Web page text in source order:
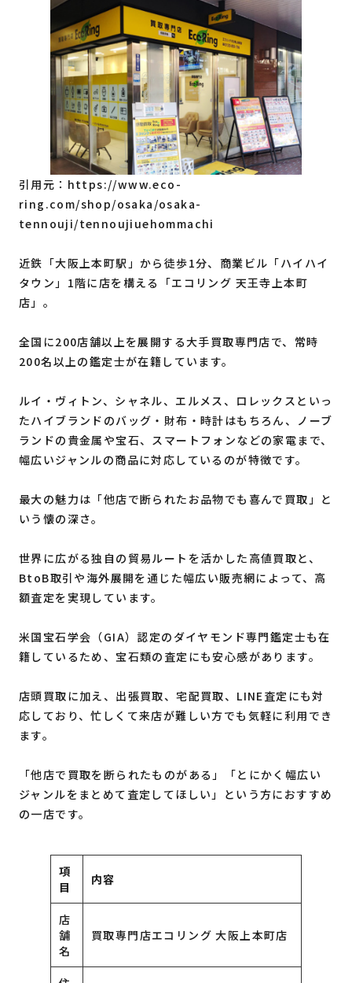
引用元： https://www.eco-
ring.com/shop/osaka/osaka-
tennouji/tennoujiuehommachi
近鉄「大阪上本町駅」から徒歩1分、商業ビル「ハイハイ
タウン」1階に店を構える「エコリング 天王寺上本町
店」。
全国に200店舗以上を展開する大手買取専門店で、常時
200名以上の鑑定士が在籍しています。
ルイ・ヴィトン、シャネル、エルメス、ロレックスといっ
たハイブランドのバッグ・財布・時計はもちろん、ノーブ
ランドの貴金属や宝石、スマートフォンなどの家電まで、
幅広いジャンルの商品に対応しているのが特徴です。
最大の魅力は「他店で断られたお品物でも喜んで買取」と
いう懐の深さ。
世界に広がる独自の貿易ルートを活かした高値買取と、
BtoB取引や海外展開を通じた幅広い販売網によって、高
額査定を実現しています。
米国宝石学会（GIA）認定のダイヤモンド専門鑑定士も在
籍しているため、宝石類の査定にも安心感があります。
店頭買取に加え、出張買取、宅配買取、LINE査定にも対
応しており、忙しくて来店が難しい方でも気軽に利用でき
ます。
「他店で買取を断られたものがある」「とにかく幅広い
ジャンルをまとめて査定してほしい」という方におすすめ
の一店です。
項
目
内容
店
舗
名
買取専門店エコリング 大阪上本町店